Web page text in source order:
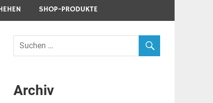
SHOP-PRODUKTE
Archiv